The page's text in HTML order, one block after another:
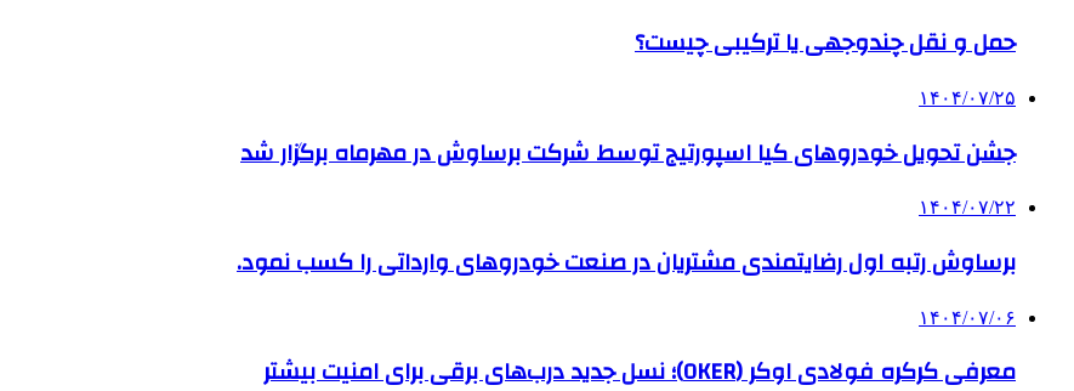
حمل و نقل چندوجهی یا ترکیبی چیست؟
۱۴۰۴/۰۷/۲۵
جشن تحویل خودروهای کیا اسپورتیج توسط شرکت برساوش در مهرماه برگزار شد
۱۴۰۴/۰۷/۲۲
برساوش رتبه اول رضایتمندی مشتریان در صنعت خودروهای وارداتی را کسب نمود.
۱۴۰۴/۰۷/۰۶
معرفی کرکره فولادی اوکر (OKER)؛ نسل جدید درب‌های برقی برای امنیت بیشتر